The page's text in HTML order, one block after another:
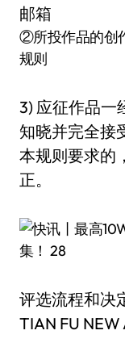
邮箱
②所投作品的创
规则
3) 应征作品一
知晓并完全接
本规则要求的
正。
评选流程和决
TIAN FU NEW